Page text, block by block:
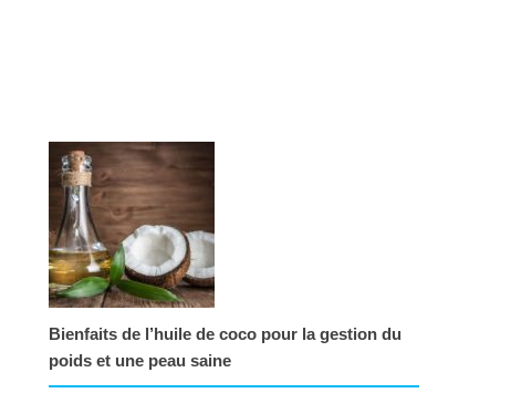
Bienfaits de l’huile de coco pour la gestion du
poids et une peau saine